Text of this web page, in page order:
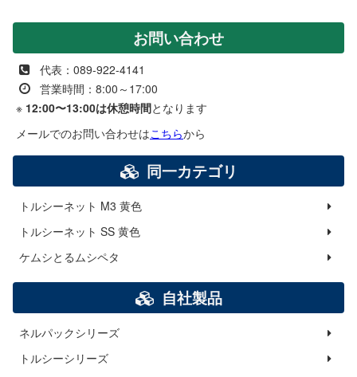
お問い合わせ
代表：089-922-4141
営業時間：8:00～17:00
※ 12:00〜13:00は休憩時間となります
メールでのお問い合わせはこちらから
同一カテゴリ
トルシーネット M3 黄色
トルシーネット SS 黄色
ケムシとるムシペタ
自社製品
ネルパックシリーズ
トルシーシリーズ